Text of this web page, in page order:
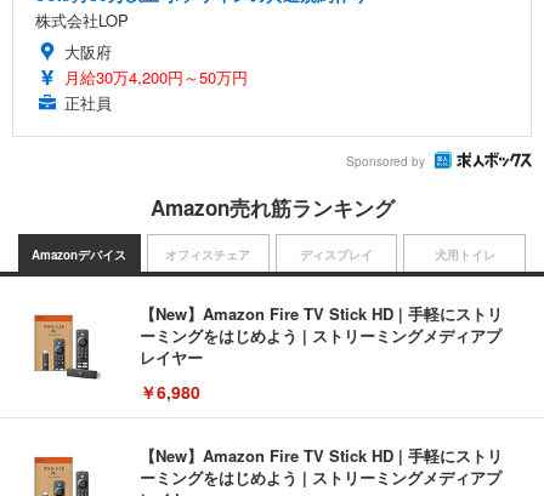
株式会社LOP
大阪府
月給30万4,200円～50万円
正社員
Sponsored by
Amazon売れ筋ランキング
Amazonデバイス
【New】Amazon Fire TV Stick HD | 手軽にストリ
ーミングをはじめよう | ストリーミングメディアプ
レイヤー
￥6,980
【New】Amazon Fire TV Stick HD | 手軽にストリ
ーミングをはじめよう | ストリーミングメディアプ
オフィスチェア ディスプレイ 犬用トイレ